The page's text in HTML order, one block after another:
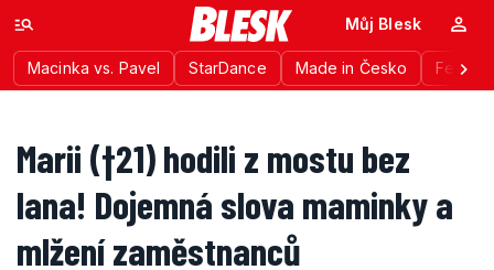
Macinka vs. Pavel StarDance Made in Česko
Můj Blesk
Marii (†21) hodili z mostu bez
lana! Dojemná slova maminky a
mlžení zaměstnanců